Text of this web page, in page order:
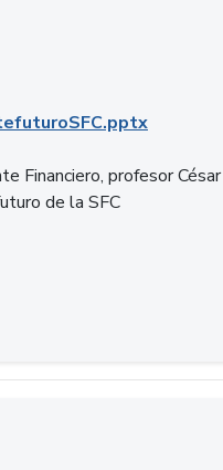
Financiero, profesor César
de la SFC